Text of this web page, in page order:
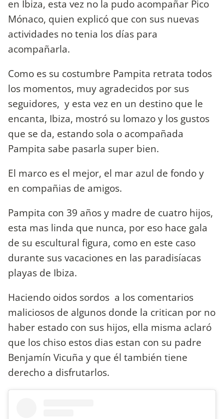
en Ibiza, esta vez no la pudo acompañar Pico
Mónaco, quien explicó que con sus nuevas
actividades no tenia los días para
acompañarla.
Como es su costumbre Pampita retrata todos
los momentos, muy agradecidos por sus
seguidores, y esta vez en un destino que le
encanta, Ibiza, mostró su lomazo y los gustos
que se da, estando sola o acompañada
Pampita sabe pasarla super bien.
El marco es el mejor, el mar azul de fondo y
en compañias de amigos.
Pampita con 39 años y madre de cuatro hijos,
esta mas linda que nunca, por eso hace gala
de su escultural figura, como en este caso
durante sus vacaciones en las paradisíacas
playas de Ibiza.
Haciendo oidos sordos a los comentarios
maliciosos de algunos donde la critican por no
haber estado con sus hijos, ella misma aclaró
que los chiso estos dias estan con su padre
Benjamín Vicuña y que él también tiene
derecho a disfrutarlos.